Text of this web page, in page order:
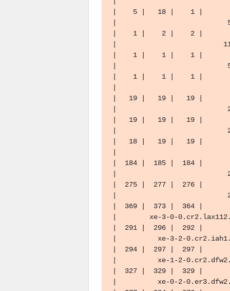
|    5 |   18 |    1 |
|
|    1 |    2 |    2 |
|
|    1 |    1 |    1 |
|
|    1 |    1 |    1 |
|   19 |   19 |   19 |
|
|   19 |   19 |   19 |
|
|   18 |   19 |   19 |
|  184 |  185 |  184 |
|
|  275 |  277 |  276 |
|
|  369 |  373 |  364 |
|        xe-3-0-
|  291 |  296 |  292 |
|          xe-3-2-
|  294 |  297 |  297 |
|          xe-1-2-
|  327 |  329 |  329 |
|          xe-0-2-